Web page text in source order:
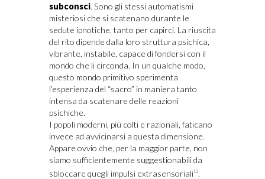
subconsci. Sono gli stessi automatismi
misteriosi che si scatenano durante le
sedute ipnotiche, tanto per capirci. La riuscita
del rito dipende dalla loro struttura psichica,
vibrante, instabile, capace di fondersi con il
mondo che li circonda. In un qualche modo,
questo mondo primitivo sperimenta
l’esperienza del “sacro” in maniera tanto
intensa da scatenare delle reazioni
psichiche.
I popoli moderni, più colti e razionali, faticano
invece ad avvicinarsi a questa dimensione.
Appare ovvio che, per la maggior parte, non
siamo sufficientemente suggestionabili da
sbloccare quegli impulsi extrasensoriali12.